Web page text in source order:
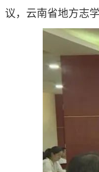
议，云南省地方志